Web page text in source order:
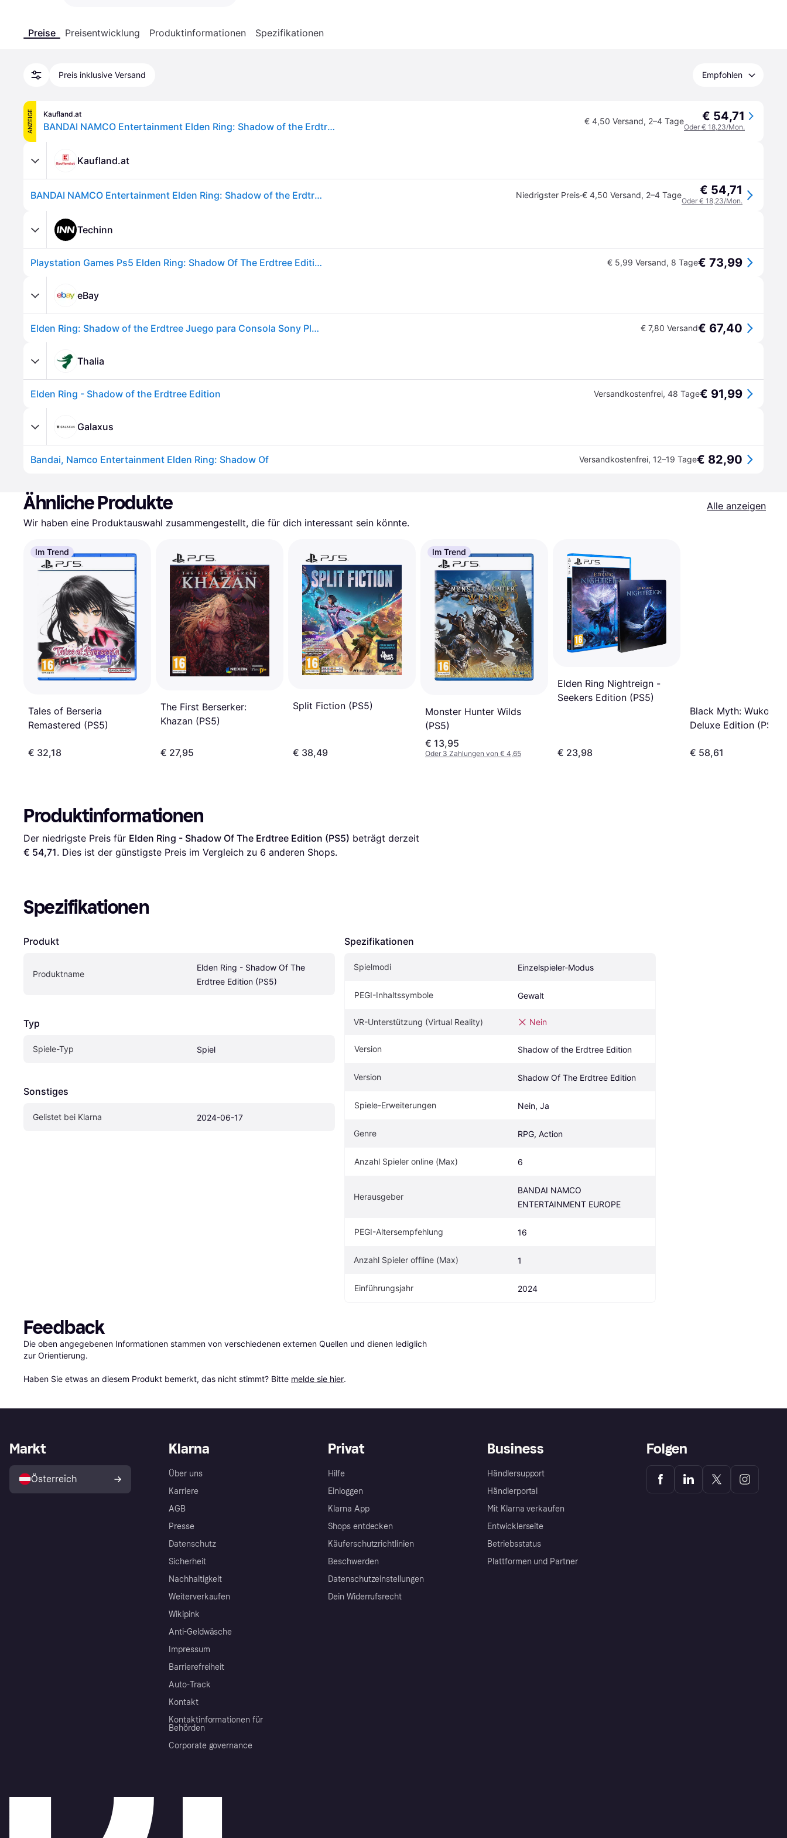
Preise Preisentwicklung Produktinformationen Spezifikationen
Preis inklusive Versand Empfohlen
ANZEIGE Kaufland.at
BANDAI NAMCO Entertainment Elden Ring: Shadow of the Erdtree, PlayStation 5, M (Reif), Physische Medien € 4,50 Versand, 2–4 Tage € 54,71
Oder € 18,23/Mon.
Kaufland.at
BANDAI NAMCO Entertainment Elden Ring: Shadow of the Erdtree, PlayStation 5, M (Reif), Physische Medien Niedrigster Preis·€ 4,50 Versand, 2–4 Tage € 54,71
Oder € 18,23/Mon.
Techinn
Playstation Games Ps5 Elden Ring: Shadow Of The Erdtree Edition Durchsichtig PAL € 5,99 Versand, 8 Tage€ 73,99
eBay
Elden Ring: Shadow of the Erdtree Juego para Consola Sony PlayStation 5 PS5 € 7,80 Versand€ 67,40
Thalia
Elden Ring - Shadow of the Erdtree Edition Versandkostenfrei, 48 Tage€ 91,99
Galaxus
Bandai, Namco Entertainment Elden Ring: Shadow Of Versandkostenfrei, 12–19 Tage€ 82,90
Ähnliche Produkte
Alle anzeigen
Wir haben eine Produktauswahl zusammengestellt, die für dich interessant sein könnte.
Im Trend
Tales of Berseria
Remastered (PS5)
€ 32,18
The First Berserker:
Khazan (PS5)
€ 27,95
Split Fiction (PS5)
€ 38,49
Im Trend
Monster Hunter Wilds
(PS5)
€ 13,95
Oder 3 Zahlungen von € 4,65
Elden Ring Nightreign -
Seekers Edition (PS5)
€ 23,98
Black Myth: Wukong -
Deluxe Edition (PS5)
€ 58,61
Produktinformationen
Der niedrigste Preis für Elden Ring - Shadow Of The Erdtree Edition (PS5)
€ 54,71. Dies ist der günstigste Preis im Vergleich zu 6 anderen Shops.
Spezifikationen
Produkt
Produktname
Elden Ring - Shadow Of The
Erdtree Edition (PS5)
Typ
Spiele-Typ Spiel
Sonstiges
Gelistet bei Klarna 2024-06-17
Spezifikationen
Spielmodi Einzelspieler-Modus
PEGI-Inhaltssymbole Gewalt
VR-Unterstützung (Virtual Reality) Nein
Version Shadow of the Erdtree Edition
Version Shadow Of The Erdtree Edition
Spiele-Erweiterungen Nein, Ja
Genre RPG, Action
Anzahl Spieler online (Max) 6
Herausgeber
BANDAI NAMCO
ENTERTAINMENT EUROPE
PEGI-Altersempfehlung 16
Anzahl Spieler offline (Max) 1
Einführungsjahr 2024
Feedback
Die oben angegebenen Informationen stammen von verschiedenen externen Quellen und dienen lediglich
zur Orientierung.
Haben Sie etwas an diesem Produkt bemerkt, das nicht stimmt? Bitte melde sie hier.
Klarna
Über uns
Karriere
AGB
Presse
Datenschutz
Sicherheit
Nachhaltigkeit
Weiterverkaufen
Wikipink
Anti-Geldwäsche
Impressum
Barrierefreiheit
Auto-Track
Kontakt
Kontaktinformationen für
Behörden
Corporate governance
Privat
Hilfe
Einloggen
Klarna App
Shops entdecken
Käuferschutzrichtlinien
Beschwerden
Datenschutzeinstellungen
Dein Widerrufsrecht
Business
Händlersupport
Händlerportal
Mit Klarna verkaufen
Entwicklerseite
Betriebsstatus
Plattformen und Partner
Markt
Österreich
Folgen